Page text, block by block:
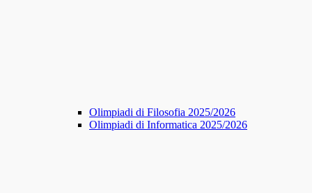
Olimpiadi di Filosofia 2025/2026
Olimpiadi di Informatica 2025/2026